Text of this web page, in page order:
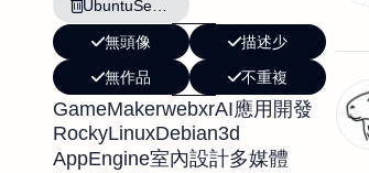
無頭像
描述少
無作品
不重複
GameMakerwebxrAI應用開發
RockyLinuxDebian3d
AppEngine室內設計多媒體